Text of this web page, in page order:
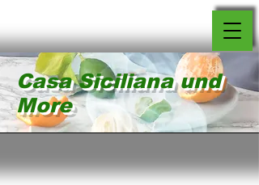
Casa Siciliana und
More